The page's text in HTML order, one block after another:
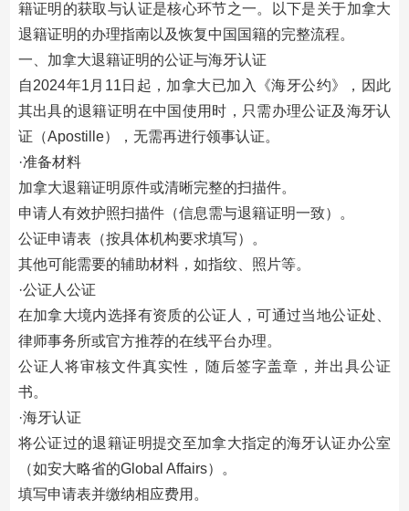
籍证明的获取与认证是核心环节之一。以下是关于加拿大
退籍证明的办理指南以及恢复中国国籍的完整流程。
一、加拿大退籍证明的公证与海牙认证‌
自2024年1月11日起，加拿大已加入《海牙公约》，因此
其出具的退籍证明在中国使用时，只需办理公证及海牙认
证（Apostille），无需再进行领事认证。
·准备材料‌
加拿大退籍证明原件或清晰完整的扫描件。
申请人有效护照扫描件（信息需与退籍证明一致）。
公证申请表（按具体机构要求填写）。
其他可能需要的辅助材料，如指纹、照片等。‌
‌·公证人公证‌
在加拿大境内选择有资质的公证人，可通过当地公证处、
律师事务所或官方推荐的在线平台办理。
公证人将审核文件真实性，随后签字盖章，并出具公证
书。
·海牙认证‌
将公证过的退籍证明提交至加拿大指定的海牙认证办公室
（如安大略省的Global Affairs）。
填写申请表并缴纳相应费用。